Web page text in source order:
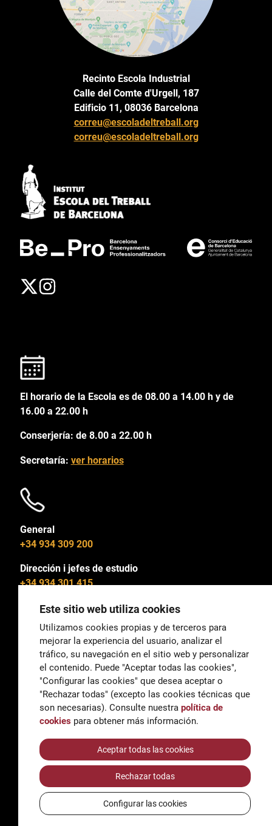
Recinto Escola Industrial
Calle del Comte d'Urgell, 187
Edificio 11, 08036 Barcelona
correu@escoladeltreball.org
correu@escoladeltreball.org
El horario de la Escola es de 08.00 a 14.00 h y de
16.00 a 22.00 h
Conserjería: de 8.00 a 22.00 h
Secretaría: ver horarios
General
+34 934 309 200
Dirección i jefes de estudio
+34 934 301 415
General
correu@escoladeltreball.org
Información
informacio@escoladeltreball.org
AccessibilidadAviso legal y Política de Privacidad
Política de cookies
Créditos
Este sitio web utiliza cookies
Utilizamos cookies propias y de terceros para
mejorar la experiencia del usuario, analizar el
tráfico, su navegación en el sitio web y personalizar
el contenido. Puede "Aceptar todas las cookies",
"Configurar las cookies" que desea aceptar o
"Rechazar todas" (excepto las cookies técnicas que
son necesarias). Consulte nuestra política de
cookies para obtener más información.
Aceptar todas las cookies
Rechazar todas
Configurar las cookies